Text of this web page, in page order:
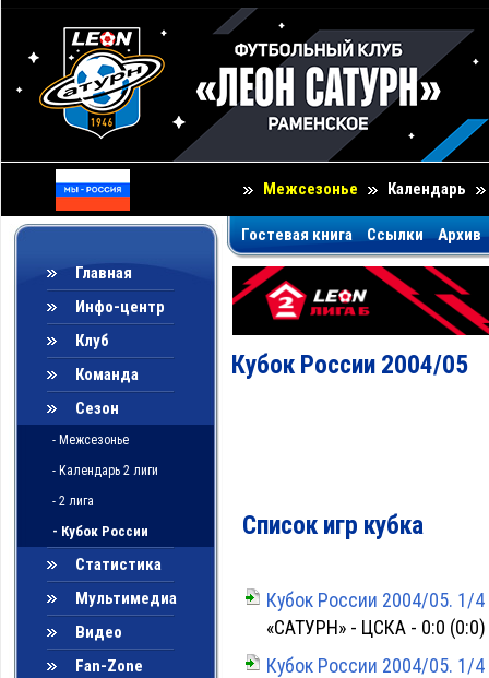
Межсезонье Календарь
Главная
Инфо-центр
Клуб
Команда
Сезон
- Межсезонье
- Календарь 2 лиги
- 2 лига
- Кубок России
Статистика
Мультимедиа
Видео
Fan-Zone
Гостевая книга Ссылки Архив
Кубок России 2004/05
Список игр кубка
Кубок России 2004/05. 1/
«САТУРН» - ЦСКА - 0:0 (0:0)
Кубок России 2004/05. 1/